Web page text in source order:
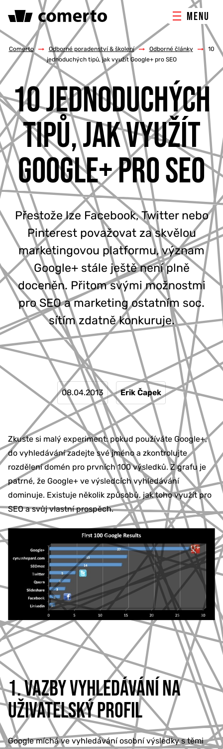
MENU
ONLINE MARKETING
TVORBA WEBU
PORADENSTVÍ & ŠKOLENÍ
REFERENCE
O NÁS
KONTAKTY
777 353 464
Comerto / Odborné poradenství & školení / Odborné články /
10
jednoduchých tipů, jak využít Google+ pro SEO
10 JEDNODUCHÝCH
TIPŮ, JAK VYUŽÍT
GOOGLE+ PRO SEO
Přestože lze Facebook, Twitter nebo
Pinterest považovat za skvělou
marketingovou platformu, význam
Google+ stále ještě není plně
doceněn. Přitom svými možnostmi
pro SEO a marketing ostatním soc.
sítím zdatně konkuruje.
08.04.2013 Erik Čapek
Zkuste si malý experiment: pokud používáte Google+,
do vyhledávání zadejte své jméno a zkontrolujte
rozdělení domén pro prvních 100 výsledků. Z grafu je
patrné, že Google+ ve výsledcích vyhledávání
dominuje. Existuje několik způsobů, jak toho využít pro
SEO a svůj vlastní prospěch.
1. VAZBY VYHLEDÁVÁNÍ NA
UŽIVATELSKÝ PROFIL
Google míchá ve vyhledávání osobní výsledky s těmi